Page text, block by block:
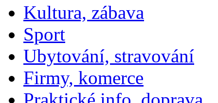
Kultura, zábava
Sport
Ubytování, stravování
Firmy, komerce